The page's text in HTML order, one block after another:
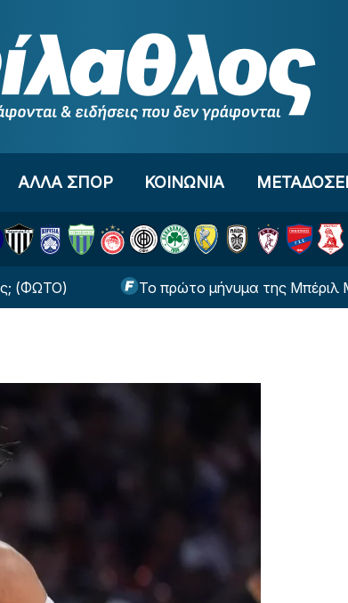
ΑΛΛΑ ΣΠΟΡ ΚΟΙΝΩΝΙΑ
Το πρώτο μήνυμα της Μπέριλ